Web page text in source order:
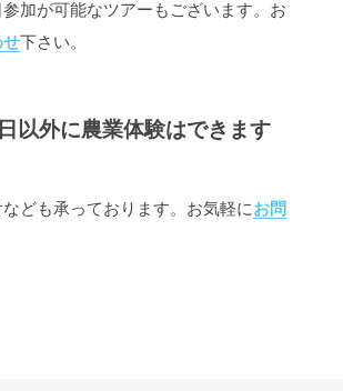
加が可能なツアーもございます。お
せ下さい。
以外に農業体験はできます
ども承っております。お気軽にお問